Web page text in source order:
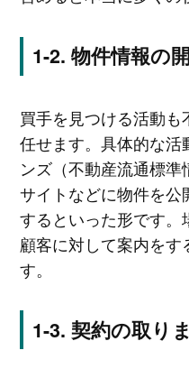
物件情報の
買手を見つける活動
任せます。具体的な活
ンズ（不動産流通標
サイトなどに物件を
するといった形です。
顧客に対して案内をす
す。
契約の取り